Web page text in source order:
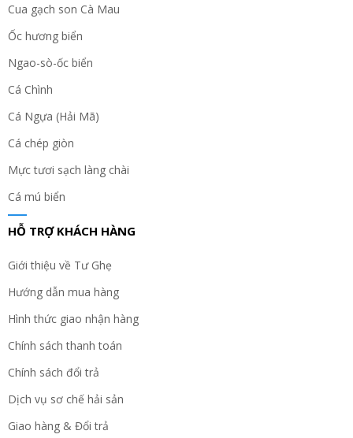
Cua gạch son Cà Mau
Ốc hương biển
Ngao-sò-ốc biển
Cá Chình
Cá Ngựa (Hải Mã)
Cá chép giòn
Mực tươi sạch làng chài
Cá mú biển
HỖ TRỢ KHÁCH HÀNG
Giới thiệu về Tư Ghẹ
Hướng dẫn mua hàng
Hình thức giao nhận hàng
Chính sách thanh toán
Chính sách đổi trả
Dịch vụ sơ chế hải sản
Giao hàng & Đổi trả